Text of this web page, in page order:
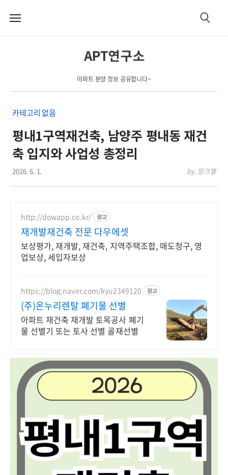
메
검
APT연구소
아파트 분양 정보 공유합니다~
카테고리 없음
평내1구역재건축, 남양주 평내동 재건
축 입지와 사업성 총정리
2026. 6. 1. by. 밍크젤
http://dowapp.co.kr/ 광고
재개발재건축 전문 다우에셋
보상평가, 재개발, 재건축, 지역주택조합, 매도청구, 영
업보상, 세입자보상
https://blog.naver.com/kyu2349120 광고
(주)온누리렌탈 폐기물 선별
아파트 재건축 재개발 토목공사 폐기
물 선별기 또는 토사 선별 골재선별